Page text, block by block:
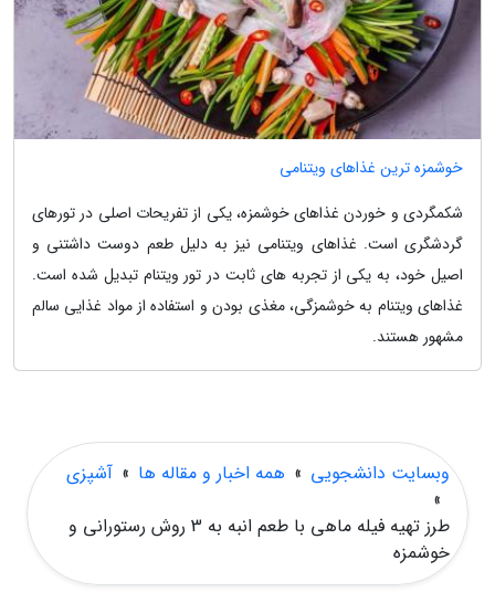
خوشمزه ترین غذاهای ویتنامی
شکمگردی و خوردن غذاهای خوشمزه، یکی از تفریحات اصلی در تورهای
گردشگری است. غذاهای ویتنامی نیز به دلیل طعم دوست داشتنی و
اصیل خود، به یکی از تجربه های ثابت در تور ویتنام تبدیل شده است.
غذاهای ویتنام به خوشمزگی، مغذی بودن و استفاده از مواد غذایی سالم
مشهور هستند.
وبسایت دانشجویی » همه اخبار و مقاله ها » آشپزی
»
طرز تهیه فیله ماهی با طعم انبه به 3 روش رستورانی و
خوشمزه